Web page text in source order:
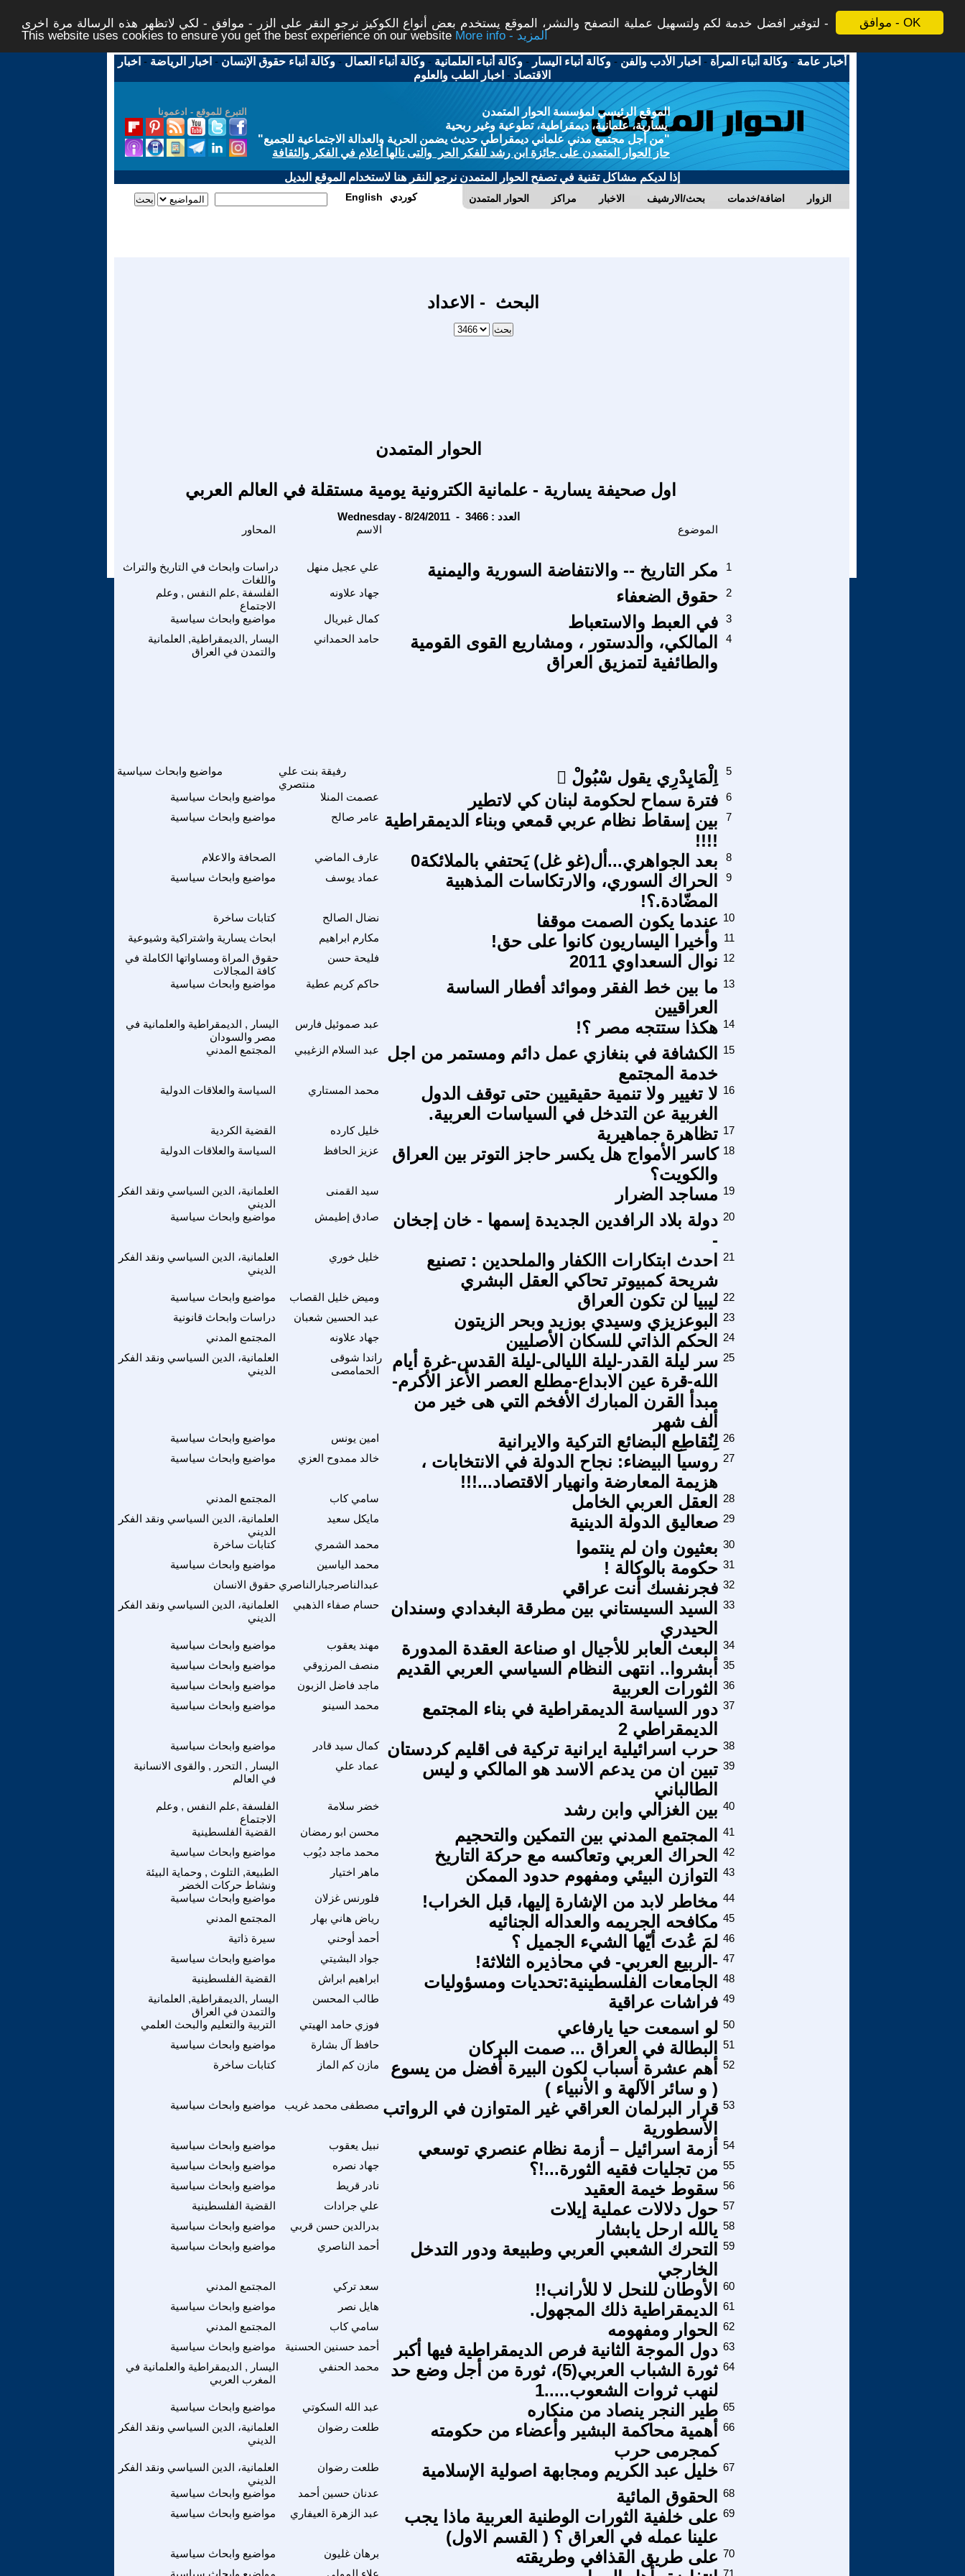
موافق - OK
لتوفير افضل خدمة لكم ولتسهيل عملية التصفح والنشر، الموقع يستخدم بعض أنواع الكوكيز نرجو النقر على الزر - موافق - لكي لاتظهر هذه الرسالة مرة اخرى -
This website uses cookies to ensure you get the best experience on our website
More info - المزيد
أخبار عامة -وكالة أنباء المرأة - اخبار الأدب والفن -وكالة أنباء اليسار -وكالة أنباء العلمانية -وكالة أنباء العمال -وكالة أنباء حقوق الإنسان - اخبار الرياضة - اخبار
الاقتصاد - اخبار الطب والعلوم
التبرع للموقع - ادعمونا
الموقع الرئيسي لمؤسسة الحوار المتمدن
يسارية، علمانية، ديمقراطية، تطوعية وغير ربحية
"من أجل مجتمع مدني علماني ديمقراطي حديث يضمن الحرية والعدالة الاجتماعية للجميع"
حاز الحوار المتمدن على جائزة ابن رشد للفكر الحر والتى نالها أعلام في الفكر والثقافة
إذا لديكم مشاكل تقنية في تصفح الحوار المتمدن نرجو النقر هنا لاستخدام الموقع البديل
الحوار المتمدن مراكز الاخبار بحث/الارشيف اضافة/خدمات الزوار English كوردي
البحث - الاعداد
الحوار المتمدن
اول صحيفة يسارية - علمانية الكترونية يومية مستقلة في العالم العربي
Wednesday - 8/24/2011 - العدد : 3466
الاسم الموضوع
دراسات وابحاث في التاريخ والتراث
واللغات
علي عجيل منهل مكر التاريخ -- والانتفاضة السورية واليمنية 1
الفلسفة ,علم النفس , وعلم
الاجتماع
جهاد علاونه حقوق الضعفاء 2
مواضيع وابحاث سياسية كمال غبريال في العبط والاستعباط
3
اليسار ,الديمقراطية, العلمانية
والتمدن في العراق
حامد الحمداني
المالكي، والدستور ، ومشاريع القوى القومية
والطائفية لتمزيق العراق
4
مواضيع وابحاث سياسية
رفيقة بنت علي
منتصري
اِلْمَايِدْرِي يقول سْبُولْ  5
مواضيع وابحاث سياسية عصمت المنلا فترة سماح لحكومة لبنان كي لاتطير
6
مواضيع وابحاث سياسية
عامر صالح بين إسقاط نظام عربي قمعي وبناء الديمقراطية
!!!!
7
الصحافة والاعلام عارف الماضي بعد الجواهري...أل(غو غل) يَحتفي بالملائكة0
8
مواضيع وابحاث سياسية
عماد يوسف
الحراك السوري، والارتكاسات المذهبية
المضّادة.؟!
9
كتابات ساخرة نضال الصالح عندما يكون الصمت موقفا 10
ابحاث يسارية واشتراكية وشيوعية
مكارم ابراهيم وأخيرا اليساريون كانوا على حق! 11
حقوق المراة ومساواتها الكاملة في
كافة المجالات
فليحة حسن نوال السعداوي 2011 12
مواضيع وابحاث سياسية حاكم كريم عطية
ما بين خط الفقر وموائد أفطار الساسة
العراقيين
13
اليسار , الديمقراطية والعلمانية في
مصر والسودان
عبد صموئيل فارس هكذا ستتجه مصر ؟! 14
المجتمع المدني عبد السلام الزغيبي
الكشافة في بنغازي عمل دائم ومستمر من اجل
خدمة المجتمع
15
السياسة والعلاقات الدولية محمد المستاري
لا تغيير ولا تنمية حقيقيين حتى توقف الدول
الغربية عن التدخل في السياسات العربية.
16
القضية الكردية خليل كارده تظاهرة جماهيرية 17
السياسة والعلاقات الدولية
عزيز الحافظ
كاسر الأمواج هل يكسر حاجز التوتر بين العراق
والكويت؟
18
العلمانية، الدين السياسي ونقد الفكر
الديني
سيد القمنى مساجد الضرار 19
مواضيع وابحاث سياسية صادق إطيمش
دولة بلاد الرافدين الجديدة إسمها - خان إجخان
-
20
العلمانية، الدين السياسي ونقد الفكر
الديني
خليل خوري
احدث ابتكارات االكفار والملحدين : تصنيع
شريحة كمبيوتر تحاكي العقل البشري
21
مواضيع وابحاث سياسية وميض خليل القصاب ليبيا لن تكون العراق 22
دراسات وابحاث قانونية
عبد الحسين شعبان البوعزيزي وسيدي بوزيد وبحر الزيتون
23
المجتمع المدني
جهاد علاونه الحكم الذاتي للسكان الأصليين
24
العلمانية، الدين السياسي ونقد الفكر
الديني
راندا شوقى
الحمامصى
سر ليلة القدر-ليلة الليالى-ليلة القدس-غرة أيام
الله-قرة عين الابداع-مطلع العصر الأعز الأكرم-
مبدأ القرن المبارك الأفخم التي هى خير من
ألف شهر
25
مواضيع وابحاث سياسية امين يونس لِنُقاطِع البضائع التركية والايرانية 26
مواضيع وابحاث سياسية
خالد ممدوح العزي
روسيا البيضاء: نجاح الدولة في الانتخابات ،
هزيمة المعارضة وانهيار الاقتصاد...!!!
27
المجتمع المدني سامي كاب العقل العربي الخامل
28
العلمانية، الدين السياسي ونقد الفكر
الديني
مايكل سعيد صعاليق الدولة الدينية 29
كتابات ساخرة محمد الشمري بعثيون وان لم ينتموا 30
مواضيع وابحاث سياسية
محمد الياسين حكومة بالوكالة ! 31
حقوق الانسان عبدالناصرجبارالناصري فجرنفسك أنت عراقي 32
العلمانية، الدين السياسي ونقد الفكر
الديني
حسام صفاء الذهبي
السيد السيستاني بين مطرقة البغدادي وسندان
الحيدري
33
مواضيع وابحاث سياسية مهند يعقوب البعث العابر للأجيال او صناعة العقدة المدورة
34
مواضيع وابحاث سياسية
منصف المرزوقي أبشروا.. انتهى النظام السياسي العربي القديم
35
مواضيع وابحاث سياسية
ماجد فاضل الزبون الثورات العربية
36
مواضيع وابحاث سياسية
محمد السينو
دور السياسة الديمقراطية في بناء المجتمع
الديمقراطي 2
37
مواضيع وابحاث سياسية كمال سيد قادر حرب اسرائیلیة ایرانیة ترکیة فی اقلیم کردستان 38
اليسار , التحرر , والقوى الانسانية
في العالم
عماد علي
تبين ان من يدعم الاسد هو المالكي و ليس
الطالباني
39
الفلسفة ,علم النفس , وعلم
الاجتماع
خضر سلامة بين الغزالي وابن رشد 40
القضية الفلسطينية محسن ابو رمضان المجتمع المدني بين التمكين والتحجيم
41
مواضيع وابحاث سياسية
محمد ماجد ديُوب الحراك العربي وتعاكسه مع حركة التاريخ
42
الطبيعة, التلوث , وحماية البيئة
ونشاط حركات الخضر
ماهر اختيار التوازن البيئي ومفهوم حدود الممكن 43
مواضيع وابحاث سياسية فلورنس غزلان مخاطر لابد من الإشارة إليها، قبل الخراب! 44
المجتمع المدني
رياض هاني بهار مكافحه الجريمه والعداله الجنائيه 45
سيرة ذاتية
أحمد أوحني لمَ عُدتَ أيّها الشيء الجميل ؟ 46
مواضيع وابحاث سياسية
جواد البشيتي -الربيع العربي- في محاذيره الثلاثة! 47
القضية الفلسطينية
ابراهيم ابراش الجامعات الفلسطينية:تحديات ومسؤوليات
48
اليسار ,الديمقراطية, العلمانية
والتمدن في العراق
طالب المحسن فراشات عراقية 49
التربية والتعليم والبحث العلمي فوزي حامد الهيتي لو اسمعت حيا يارفاعي 50
مواضيع وابحاث سياسية
حافظ آل بشارة البطالة في العراق ... صمت البركان
51
كتابات ساخرة
مازن كم الماز
أهم عشرة أسباب لكون البيرة أفضل من يسوع
( و سائر الآلهة و الأنبياء )
52
مواضيع وابحاث سياسية مصطفى محمد غريب قرار البرلمان العراقي غير المتوازن في الرواتب
الأسطورية
53
مواضيع وابحاث سياسية نبيل يعقوب أزمة اسرائيل – أزمة نظام عنصري توسعي
54
مواضيع وابحاث سياسية
جهاد نصره من تجليات فقيه الثورة...!؟ 55
مواضيع وابحاث سياسية
نادر قريط سقوط خيمة العقيد 56
القضية الفلسطينية
علي جرادات حول دلالات عملية إيلات 57
مواضيع وابحاث سياسية
بدرالدين حسن قربي يالله ارحل يابشار 58
مواضيع وابحاث سياسية
أحمد الناصري
التحرك الشعبي العربي وطبيعة ودور التدخل
الخارجي
59
المجتمع المدني سعد تركي الأوطان للنحل لا للأرانب!!
60
مواضيع وابحاث سياسية
هايل نصر الديمقراطية ذلك المجهول.
61
المجتمع المدني
سامي كاب الحوار ومفهومه
62
مواضيع وابحاث سياسية
أحمد حسنين الحسنية دول الموجة الثانية فرص الديمقراطية فيها أكبر 63
اليسار , الديمقراطية والعلمانية في
المغرب العربي
محمد الحنفي
ثورة الشباب العربي(5)، ثورة من أجل وضع حد
لنهب ثروات الشعوب.....1
64
مواضيع وابحاث سياسية عبد الله السكوتي طير النجر ينصاد من منكاره 65
العلمانية، الدين السياسي ونقد الفكر
الديني
طلعت رضوان
أهمية محاكمة البشير وأعضاء من حكومته
كمجرمى حرب
66
العلمانية، الدين السياسي ونقد الفكر
الديني
طلعت رضوان خليل عبد الكريم ومجابهة اصولية الإسلامية 67
مواضيع وابحاث سياسية عدنان حسين أحمد الحقوق المائية
68
مواضيع وابحاث سياسية
عبد الزهرة العيفاري
على خلفية الثورات الوطنية العربية ماذا يجب
علينا عمله في العراق ؟ ( القسم الاول)
69
مواضيع وابحاث سياسية برهان غليون على طريق القذافي وطريقته 70
مواضيع وابحاث سياسية
علاء المولى 71